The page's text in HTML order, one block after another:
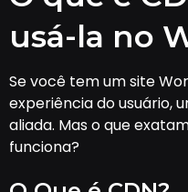
usá-la no
Se você tem um site
experiência do usuário,
aliada. Mas o que
funciona?